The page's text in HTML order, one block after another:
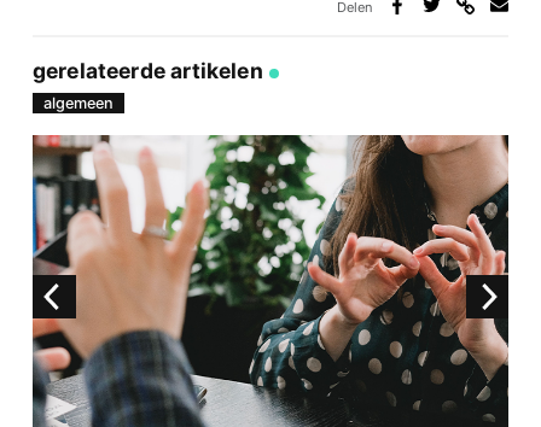
Delen
gerelateerde artikelen
algemeen